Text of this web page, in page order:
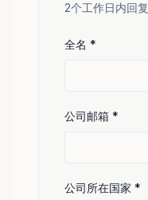
2个工作日内回复
全名 *
公司邮箱 *
公司所在国家 *